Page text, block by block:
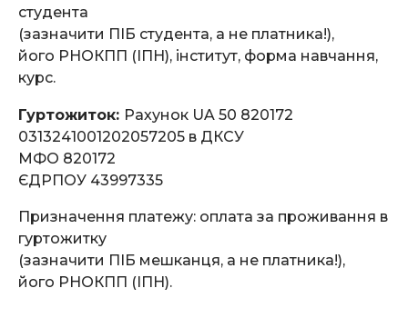
студента
(зазначити ПІБ студента, а не платника!),
його РНОКПП (ІПН), інститут, форма навчання,
курс.
Гуртожиток: Рахунок UA 50 820172
0313241001202057205 в ДКСУ
МФО 820172
ЄДРПОУ 43997335
Призначення платежу: оплата за проживання в
гуртожитку
(зазначити ПІБ мешканця, а не платника!),
його РНОКПП (ІПН).